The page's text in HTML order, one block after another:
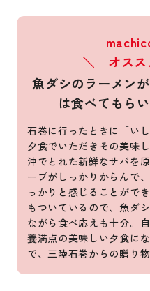
＼ オス
魚ダシのラーメン
は食べてもら
石巻に行ったときに「い
夕食でいただきその美味
沖でとれた新鮮なサバを
ープがしっかりからんで
っかりと感じることがで
もついているので、魚ダ
ながら食べ応えも十分。
養満点の美味しい夕食に
で、三陸石巻からの贈り